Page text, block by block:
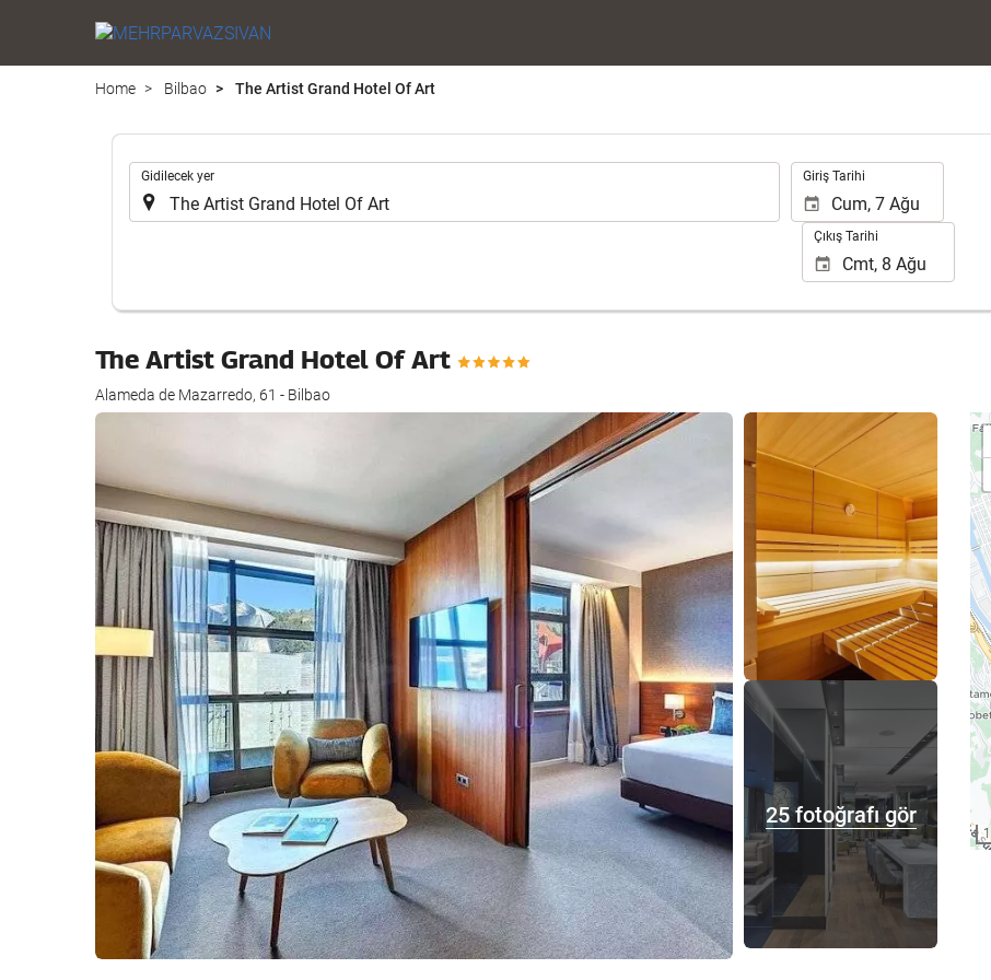
Home Bilbao The Artist Grand Hotel Of Art
Gidilecek yer Giriş Tarihi
Çıkış Tarihi
The Artist Grand Hotel Of Art
Alameda de Mazarredo, 61 - Bilbao
25 fotoğrafı gör
25 fotoğrafı gör